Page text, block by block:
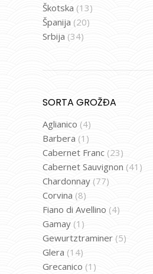
Škotska (13)
Španija (20)
Srbija (34)
SORTA GROŽĐA
Aglianico (4)
Barbera (1)
Cabernet Franc (23)
Cabernet Sauvignon (41)
Chardonnay (77)
Corvina (8)
Fiano di Avellino (4)
Gamay (1)
Gewurtztraminer (5)
Glera (14)
Grecanico (1)